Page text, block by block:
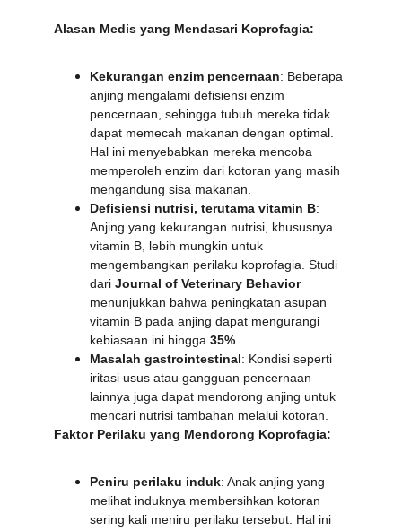
Alasan Medis yang Mendasari Koprofagia:
Kekurangan enzim pencernaan: Beberapa
anjing mengalami defisiensi enzim
pencernaan, sehingga tubuh mereka tidak
dapat memecah makanan dengan optimal.
Hal ini menyebabkan mereka mencoba
memperoleh enzim dari kotoran yang masih
mengandung sisa makanan.
Defisiensi nutrisi, terutama vitamin B:
Anjing yang kekurangan nutrisi, khususnya
vitamin B, lebih mungkin untuk
mengembangkan perilaku koprofagia. Studi
dari Journal of Veterinary Behavior
menunjukkan bahwa peningkatan asupan
vitamin B pada anjing dapat mengurangi
kebiasaan ini hingga 35%
Masalah gastrointestinal: Kondisi seperti
iritasi usus atau gangguan pencernaan
lainnya juga dapat mendorong anjing untuk
mencari nutrisi tambahan melalui kotoran.
Faktor Perilaku yang Mendorong Koprofagia:
Peniru perilaku induk: Anak anjing yang
melihat induknya membersihkan kotoran
sering kali meniru perilaku tersebut. Hal ini